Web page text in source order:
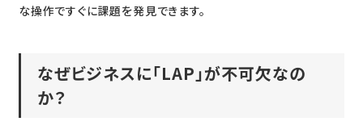
な操作ですぐに課題を発見できます。
なぜビジネスに「LAP」が不可欠なの
か？